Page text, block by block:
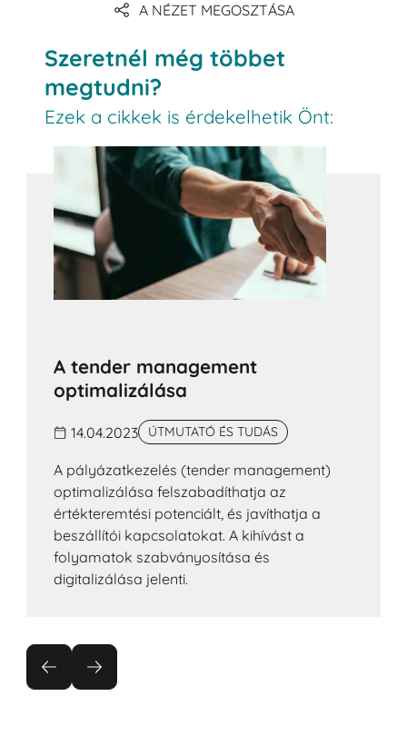
A NÉZET MEGOSZTÁSA
Szeretnél még többet
megtudni?
Ezek a cikkek is érdekelhetik Önt:
A tender management
optimalizálása
14.04.2023 ÚTMUTATÓ ÉS TUDÁS
A pályázatkezelés (tender management)
optimalizálása felszabadíthatja az
értékteremtési potenciált, és javíthatja a
beszállítói kapcsolatokat. A kihívást a
folyamatok szabványosítása és
digitalizálása jelenti.